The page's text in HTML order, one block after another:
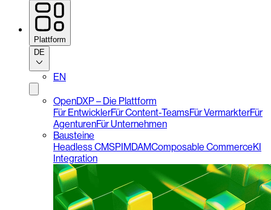
Plattform
DE
EN
OpenDXP – Die Plattform
Für EntwicklerFür Content-TeamsFür VermarkterFür
AgenturenFür Unternehmen
Bausteine
Headless CMSPIMDAMComposable CommerceKI
Integration